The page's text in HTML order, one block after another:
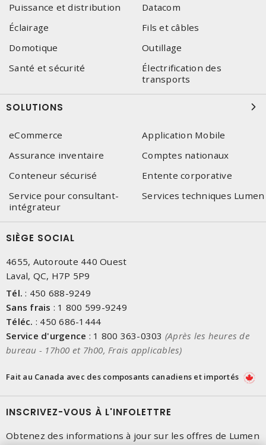
Puissance et distribution
Datacom
Éclairage
Fils et câbles
Domotique
Outillage
Santé et sécurité
Électrification des
transports
SOLUTIONS
eCommerce
Application Mobile
Assurance inventaire
Comptes nationaux
Conteneur sécurisé
Entente corporative
Service pour consultant-
intégrateur
Services techniques Lumen
SIÈGE SOCIAL
4655, Autoroute 440 Ouest
Laval, QC, H7P 5P9
Tél. : 450 688-9249
Sans frais : 1 800 599-9249
Téléc. : 450 686-1444
Service d'urgence : 1 800 363-0303 (Après les heures de
bureau - 17h00 et 7h00, Frais applicables)
Fait au Canada avec des composants canadiens et importés
INSCRIVEZ-VOUS À L'INFOLETTRE
Obtenez des informations à jour sur les offres de Lumen